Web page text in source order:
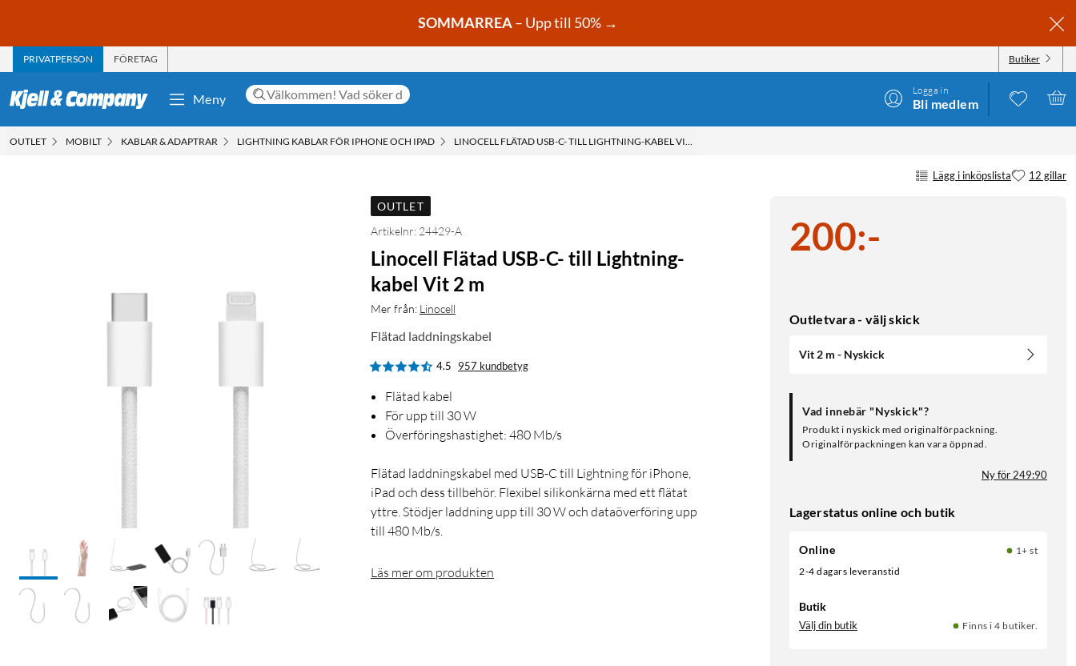
SOMMARREA– Upp till 50% →
PRIVATPERSON FÖRETAG Butiker
Meny
Logga in
Bli medlem
OUTLET MOBILT KABLAR & ADAPTRAR LIGHTNING KABLAR FÖR IPHONE OCH IPAD LINOCELL FLÄTAD USB-C- TILL LIGHTNING-KABEL VIT 2 M
Lägg i inköpslista 12 gillar
200:-
Outletvara - välj skick
Vit 2 m - Nyskick
Vad innebär "Nyskick"?
Produkt i nyskick med originalförpackning.
Originalförpackningen kan vara öppnad.
Ny för 249:90
Lagerstatus online och butik
Online
1+ st
2-4 dagars leveranstid
Butik
Välj din butik Finns i 4 butiker.
OUTLET
Artikelnr: 24429-A
Linocell Flätad USB-C- till Lightning-
kabel Vit 2 m
Mer från: Linocell
Flätad laddningskabel
4.5 957 kundbetyg
Flätad kabel
För upp till 30 W
Överföringshastighet: 480 Mb/s
Flätad laddningskabel med USB-C till Lightning för iPhone,
iPad och dess tillbehör. Flexibel silikonkärna med ett flätat
yttre. Stödjer laddning upp till 30 W och dataöverföring upp
till 480 Mb/s.
Läs mer om produkten